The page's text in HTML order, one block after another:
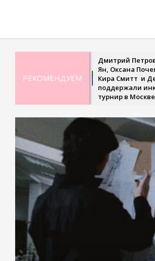
08-
РЕКОМЕНДУЕМ
Дмитрий Петров,
Ян, Оксана Почепа
Кира Смитт и Денис
поддержали
турнир в Москве